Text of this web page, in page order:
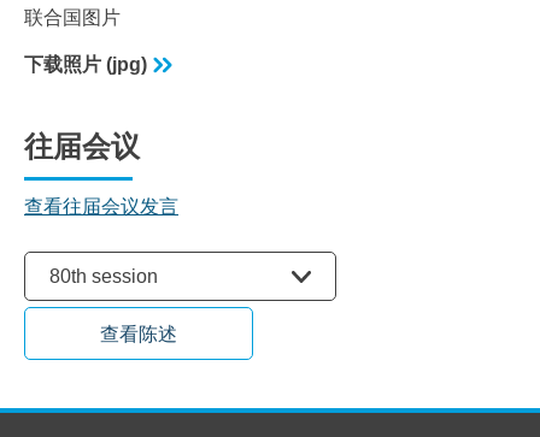
联合国图片
下载照片 (jpg)
往届会议
查看往届会议发言
80th session
查看陈述